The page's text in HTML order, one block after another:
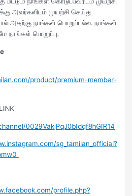
அவர்களிடம் முயற்சி செய்து
அதற்கு நாங்கள் பொறுப்பல்ல. நாங்கள்
நாங்கள் பொறுப்பு.
product/premium-member-
0029VakjPqJ0bIdqf8hGIR14
sg_tamilan_official?
profile.php?